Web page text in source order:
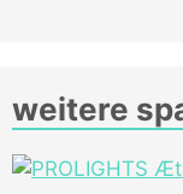
weitere